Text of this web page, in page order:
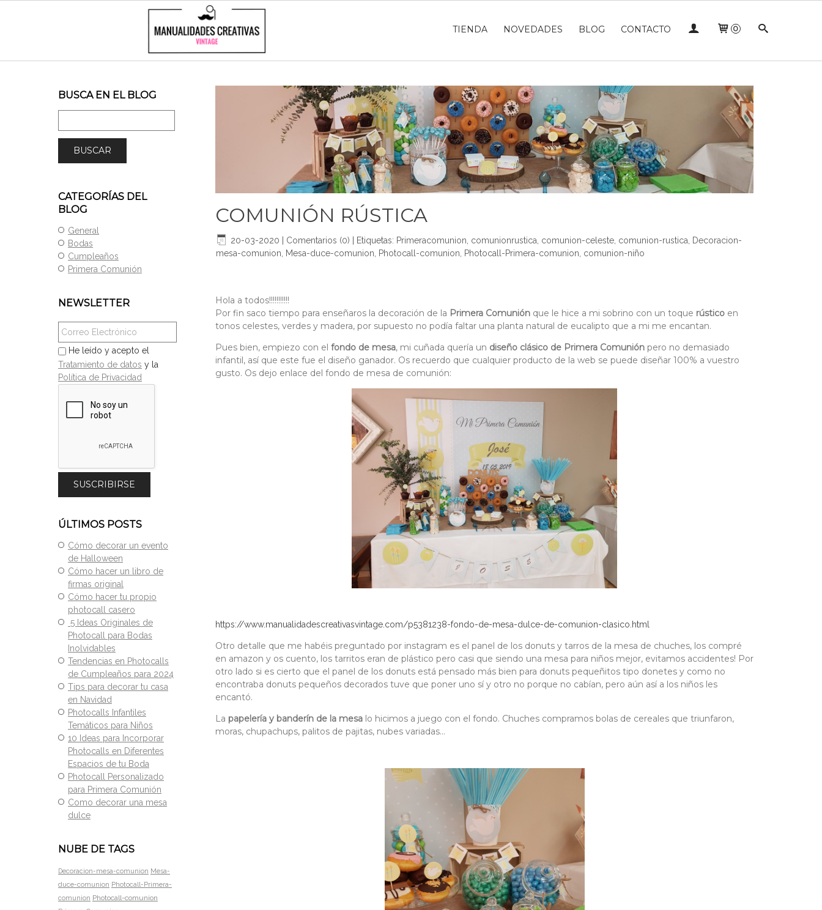
TIENDA NOVEDADES BLOG CONTACTO 0
BUSCA EN EL BLOG
CATEGORÍAS DEL
BLOG
General
Bodas
Cumpleaños
Primera Comunión
NEWSLETTER
He leído y acepto el
Tratamiento de datos y la
Política de Privacidad
ÚLTIMOS POSTS
Cómo decorar un evento
de Halloween
Cómo hacer un libro de
firmas original
Cómo hacer tu propio
photocall casero
5 Ideas Originales de
Photocall para Bodas
Inolvidables
Tendencias en Photocalls
de Cumpleaños para 2024
Tips para decorar tu casa
en Navidad
Photocalls Infantiles
Temáticos para Niños
10 Ideas para Incorporar
Photocalls en Diferentes
Espacios de tu Boda
Photocall Personalizado
para Primera Comunión
Como decorar una mesa
dulce
NUBE DE TAGS
Decoracion-mesa-comunion Mesa-
duce-comunion Photocall-Primera-
comunion Photocall-comunion
COMUNIÓN RÚSTICA
20-03-2020 Comentarios (0) Etiquetas: Primeracomunion comunionrustica comunion-celeste comunion-rustica
Decoracion-
mesa-comunion
Mesa-duce-comunion Photocall-comunion Photocall-Primera-comunion comunion-niño
Hola a todos!!!!!!!!!!!
Por fin saco tiempo para enseñaros la decoración de la Primera Comunión que le hice a mi sobrino con un toque rústico en
tonos celestes, verdes y madera, por supuesto no podía faltar una planta natural de eucalipto que a mi me encantan.
Pues bien, empiezo con el fondo de mesa, mi cuñada quería un diseño clásico de Primera Comunión pero no demasiado
infantil, así que este fue el diseño ganador. Os recuerdo que cualquier producto de la web se puede diseñar 100% a vuestro
gusto. Os dejo enlace del fondo de mesa de comunión:
https://www.manualidadescreativasvintage.com/p5381238-fondo-de-mesa-dulce-de-comunion-clasico.html
Otro detalle que me habéis preguntado por instagram es el panel de los donuts y tarros de la mesa de chuches, los compré
en amazon y os cuento, los tarritos eran de plástico pero casi que siendo una mesa para niños mejor, evitamos accidentes! Por
otro lado si es cierto que el panel de los donuts está pensado más bien para donuts pequeñitos tipo donetes y como no
encontraba donuts pequeños decorados tuve que poner uno sí y otro no porque no cabían, pero aún así a los niños les
encantó.
La papelería y banderín de la mesa lo hicimos a juego con el fondo. Chuches compramos bolas de cereales que triunfaron,
moras, chupachups, palitos de pajitas, nubes variadas...